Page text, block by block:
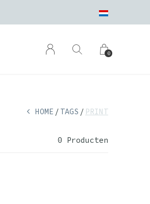
0
HOME TAGS PRINT
0 Producten